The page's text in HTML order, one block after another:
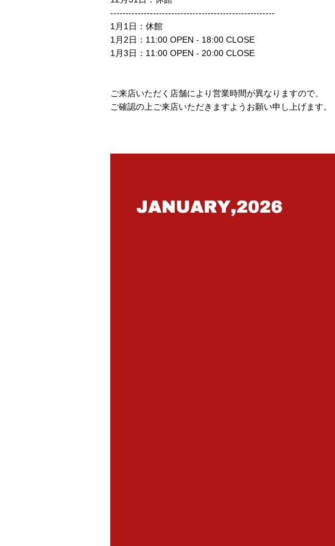
------------------------------------------------------
1月1日：休館
1月2日：11:00 OPEN - 18:00 CLOSE
1月3日：11:00 OPEN - 20:00 CLOSE
ご来店いただく店舗により営業時間が異なりますので、
ご確認の上ご来店いただきますようお願い申し上げます。